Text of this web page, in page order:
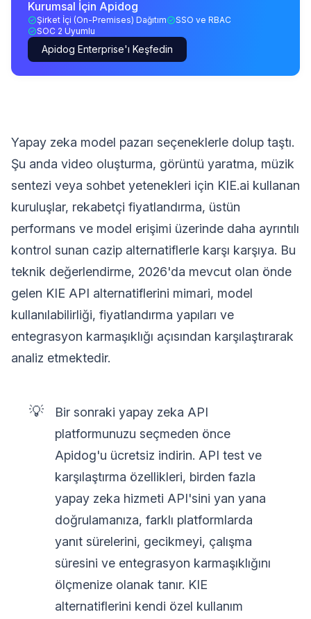
Kurumsal İçin Apidog
Şirket İçi (On-Premises) Dağıtım
SSO ve RBAC
SOC 2 Uyumlu
Apidog Enterprise'ı Keşfedin
Yapay zeka model pazarı seçeneklerle dolup taştı.
Şu anda video oluşturma, görüntü yaratma, müzik
sentezi veya sohbet yetenekleri için KIE.ai kullanan
kuruluşlar, rekabetçi fiyatlandırma, üstün
performans ve model erişimi üzerinde daha ayrıntılı
kontrol sunan cazip alternatiflerle karşı karşıya. Bu
teknik değerlendirme, 2026'da mevcut olan önde
gelen KIE API alternatiflerini mimari, model
kullanılabilirliği, fiyatlandırma yapıları ve
entegrasyon karmaşıklığı açısından karşılaştırarak
analiz etmektedir.
💡
Bir sonraki yapay zeka API
platformunuzu seçmeden önce
Apidog'u ücretsiz indirin. API test ve
karşılaştırma özellikleri, birden fazla
yapay zeka hizmeti API'sini yan yana
doğrulamanıza, farklı platformlarda
yanıt sürelerini, gecikmeyi, çalışma
süresini ve entegrasyon karmaşıklığını
ölçmenize olanak tanır. KIE
alternatiflerini kendi özel kullanım